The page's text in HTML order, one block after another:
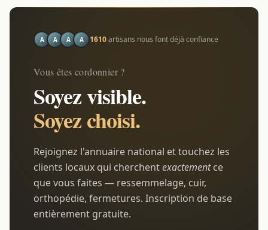
A A A A 1610artisans nous font déjà confiance
Vous êtes cordonnier ?
Soyez visible.
Soyez choisi.
Rejoignez l'annuaire national et touchez les
clients locaux qui cherchentexactementce
que vous faites — ressemmelage, cuir,
orthopédie, fermetures. Inscription de base
entièrement gratuite.